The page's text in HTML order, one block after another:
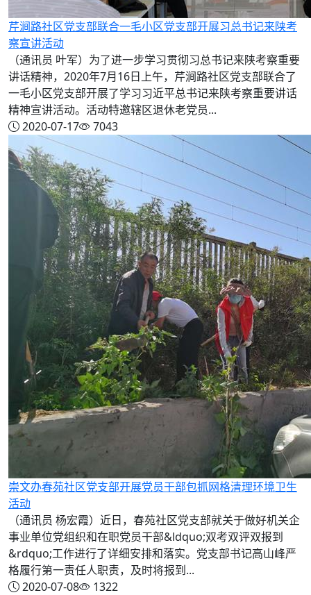
芹涧路社区党支部联合一毛小区党支部开展习总书记来陕考
察宣讲活动
（通讯员 叶军）为了进一步学习贯彻习总书记来陕考察重要
讲话精神，2020年7月16日上午，芹涧路社区党支部联合了
一毛小区党支部开展了学习习近平总书记来陕考察重要讲话
精神宣讲活动。活动特邀辖区退休老党员...
2020-07-17
7043
崇文办春苑社区党支部开展党员干部包抓网格清理环境卫生
活动
（通讯员 杨宏霞）近日，春苑社区党支部就关于做好机关企
事业单位党组织和在职党员干部&ldquo;双考双评双报到
&rdquo;工作进行了详细安排和落实。党支部书记高山峰严
格履行第一责任人职责，及时将报到...
2020-07-08
1322